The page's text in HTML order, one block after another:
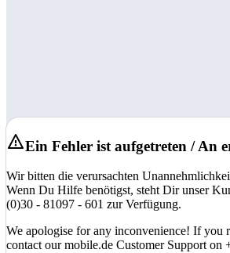
Ein Fehler ist aufgetreten / An
Wir bitten die verursachten
Wenn Du Hilfe benötigst, steht Dir unser
(0)30 - 81097 - 601 zur Verfügung.
We apologise for any inconvenience! If you
contact our mobile.de Customer Support on